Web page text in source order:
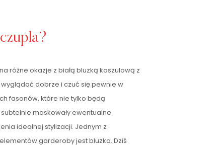
różne okazje z białą bluzką koszulową z
dobrze i czuć się pewnie w
fasonów, które nie tylko będą
maskowały ewentualne
idealnej stylizacji. Jednym z
garderoby jest bluzka. Dziś